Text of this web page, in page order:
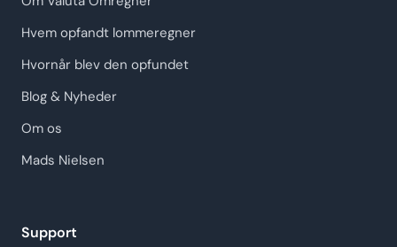
Hvem opfandt lommeregner
Hvornår blev den opfundet
Blog & Nyheder
Om os
Mads Nielsen
Support